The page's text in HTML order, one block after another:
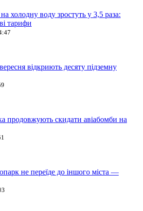
холодну воду зростуть у 3,5 раза:
тарифи
відкриють десяту підземну
продовжують скидати авіабомби на
не переїде до іншого міста —